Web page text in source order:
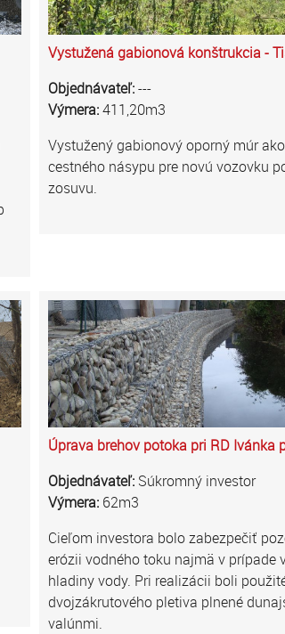
Vystužená gabionová konštrukcia -
Objednávateľ:---
Výmera:411,20m3
Vystužený gabionový oporný múr
cestného násypu pre novú vozovku
zosuvu.
Úprava brehov potoka pri RD Ivánka
Objednávateľ:Súkromný investor
Výmera:62m3
Cieľom investora bolo zabezpečiť
erózii vodného toku najmä v prípade
hladiny vody. Pri realizácii boli
dvojzákrutového pletiva plnené
valúnmi.